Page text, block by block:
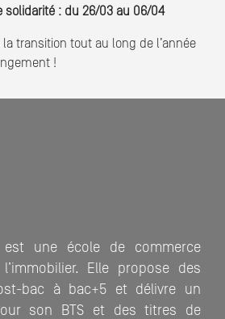
solidarité : du 26/03 au 06/04
la transition tout au long de l’année
!
est une école de commerce
Elle propose des
bac à bac+5 et délivre un
son BTS et des titres de